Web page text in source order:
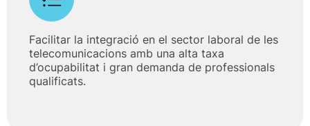
Facilitar la integració en el sector laboral de les
telecomunicacions amb una alta taxa
d’ocupabilitat i gran demanda de professionals
qualificats.